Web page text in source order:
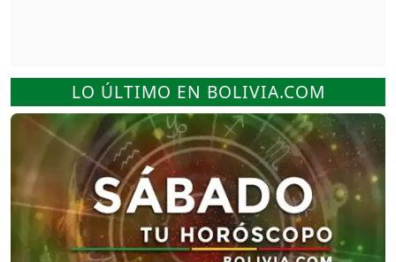
LO ÚLTIMO EN BOLIVIA.COM